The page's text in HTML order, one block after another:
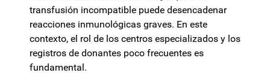
transfusión incompatible puede desencadenar
reacciones inmunológicas graves. En este
contexto, el rol de los centros especializados y los
registros de donantes poco frecuentes es
fundamental.